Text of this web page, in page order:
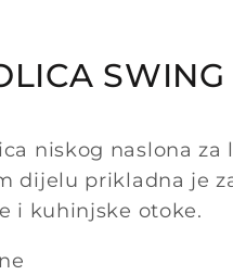
niskog naslona za
dijelu prikladna je
i kuhinjske otoke.